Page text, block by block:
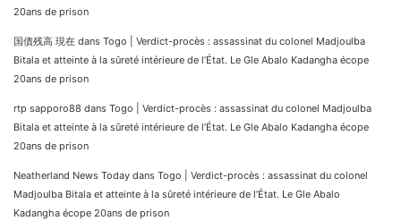
20ans de prison
国債残高 現在 dans Togo | Verdict-procès : assassinat du colonel Madjoulba
Bitala et atteinte à la sûreté intérieure de l’État. Le Gle Abalo Kadangha écope
20ans de prison
rtp sapporo88 dans Togo | Verdict-procès : assassinat du colonel Madjoulba
Bitala et atteinte à la sûreté intérieure de l’État. Le Gle Abalo Kadangha écope
20ans de prison
Neatherland News Today dans Togo | Verdict-procès : assassinat du colonel
Madjoulba Bitala et atteinte à la sûreté intérieure de l’État. Le Gle Abalo
Kadangha écope 20ans de prison